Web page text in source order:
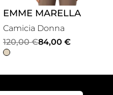
EMME MARELLA
Camicia Donna
120,00€
Il
prezzo
84,00 €
Il
prezzo